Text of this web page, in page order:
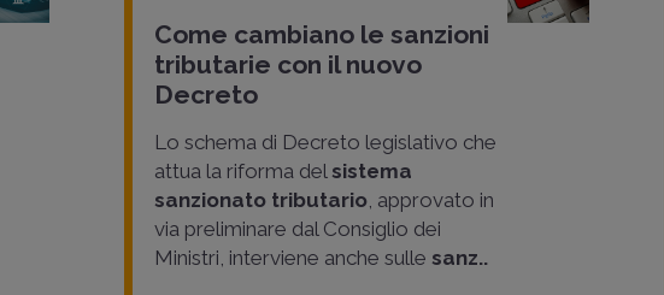
Come cambiano le sanzioni
tributarie con il nuovo
Decreto
Lo schema di Decreto legislativo che
attua la riforma del sistema
sanzionato tributario , approvato in
via preliminare dal Consiglio dei
Ministri, interviene anche sulle sanz..